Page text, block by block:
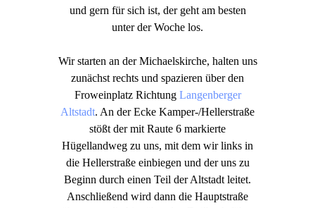
und gern für sich ist, der geht am besten
unter der Woche los.
Wir starten an der Michaelskirche, halten uns
zunächst rechts und spazieren über den
Froweinplatz Richtung Langenberger
Altstadt. An der Ecke Kamper-/Hellerstraße
stößt der mit Raute 6 markierte
Hügellandweg zu uns, mit dem wir links in
die Hellerstraße einbiegen und der uns zu
Beginn durch einen Teil der Altstadt leitet.
Anschließend wird dann die Hauptstraße